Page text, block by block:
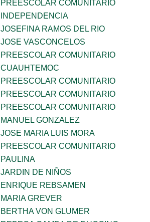
PREESCOLAR COMUNITARIO
INDEPENDENCIA
JOSEFINA RAMOS DEL RIO
JOSE VASCONCELOS
PREESCOLAR COMUNITARIO
CUAUHTEMOC
PREESCOLAR COMUNITARIO
PREESCOLAR COMUNITARIO
PREESCOLAR COMUNITARIO
MANUEL GONZALEZ
JOSE MARIA LUIS MORA
PREESCOLAR COMUNITARIO
PAULINA
JARDIN DE NIÑOS
ENRIQUE REBSAMEN
MARIA GREVER
BERTHA VON GLUMER